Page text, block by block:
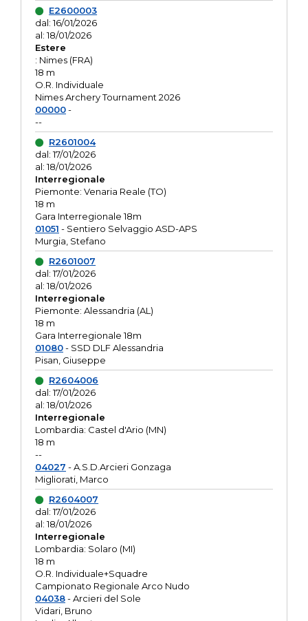
E2600003
dal: 16/01/2026
al: 18/01/2026
Estere
: Nimes (FRA)
18 m
O.R. Individuale
Nimes Archery Tournament 2026
00000-
--
R2601004
dal: 17/01/2026
al: 18/01/2026
Interregionale
Piemonte: Venaria Reale (TO)
18 m
Gara Interregionale 18m
01051 - Sentiero Selvaggio ASD-APS
Murgia, Stefano
R2601007
dal: 17/01/2026
al: 18/01/2026
Interregionale
Piemonte: Alessandria (AL)
18 m
Gara Interregionale 18m
01080- SSD DLF Alessandria
Pisan, Giuseppe
R2604006
dal: 17/01/2026
al: 18/01/2026
Interregionale
Lombardia: Castel d'Ario (MN)
18 m
--
04027 - A.S.D.Arcieri Gonzaga
Migliorati, Marco
R2604007
dal: 17/01/2026
al: 18/01/2026
Interregionale
Lombardia: Solaro (MI)
18 m
O.R. Individuale+Squadre
Campionato Regionale Arco Nudo
04038- Arcieri del Sole
Vidari, Bruno